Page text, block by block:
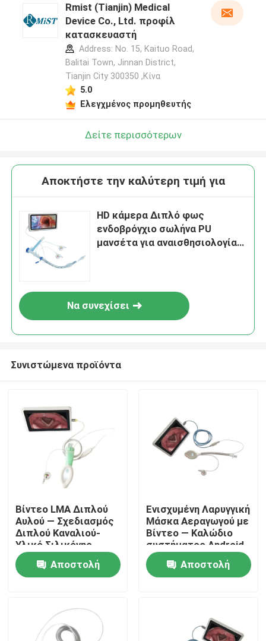
Αρχική Σελίδα
Εμφάνιση VR
Rmist (Tianjin) Medical
Device Co., Ltd. προφίλ
κατασκευαστή
Address: No. 15, Kaituo Road,
Balitai Town, Jinnan District,
Tianjin City 300350 ,Κίνα
5.0
Ελεγχμένος προμηθευτής
Δείτε περισσότερων
Αποκτήστε την καλύτερη τιμή για
HD κάμερα Διπλό φως
ενδοβρόγχιο σωλήνα PU
μανσέτα για αναισθησιολογία
Να συνεχίσει
Συνιστώμενα προϊόντα
Βίντεο LMA Διπλού
Αυλού — Σχεδιασμός
Διπλού Καναλιού-
Υλικό Σιλικόνης-
Υψηλή Στεγανότητα-
ISO
Αποστολή
Ενισχυμένη Λαρυγγική
Μάσκα Αεραγωγού με
Βίντεο — Καλώδιο
συστήματος Android
— Σωλήνας
Ανθεκτικός στην
Τσάκιση-Κάμερα HD-
Αποστολή